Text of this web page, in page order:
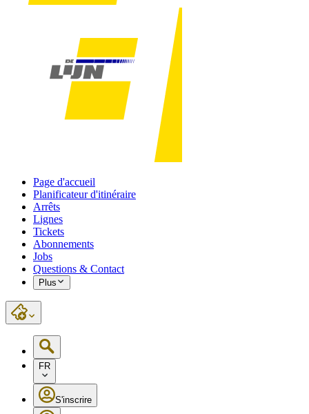
Page d'accueil
Planificateur d'itinéraire
Arrêts
Lignes
Tickets
Abonnements
Jobs
Questions & Contact
Plus
FR
S'inscrire